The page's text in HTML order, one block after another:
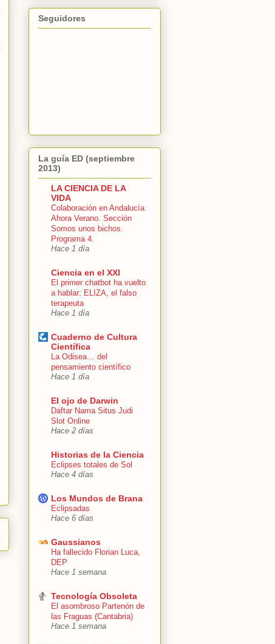
Seguidores
La guía ED (septiembre
2013)
LA CIENCIA DE LA
VIDA
Colaboración en Andalucía
Ahora Verano. Sección
Somos unos bichos.
Programa 4.
Hace 1 día
Ciencia en el XXI
El primer chatbot ha vuelto
a hablar: ELIZA, el falso
terapeuta
Hace 1 día
Cuaderno de Cultura
Científica
La Odisea… del
pensamiento científico
Hace 1 día
El ojo de Darwin
Daftar Nama Situs Judi
Slot Online
Hace 2 días
Historias de la Ciencia
Eclipses totales de Sol
Hace 4 días
Los Mundos de Brana
Eclipsadas
Hace 6 días
Gaussianos
Ha fallecido Florian Luca,
DEP
Hace 1 semana
Tecnología Obsoleta
El asombroso Partenón de
las Fraguas (Cantabria)
Hace 1 semana